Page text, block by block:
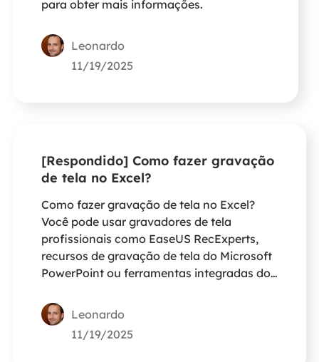
para obter mais informações.
Leonardo
11/19/2025
[Respondido] Como fazer gravação
de tela no Excel?
Como fazer gravação de tela no Excel?
Você pode usar gravadores de tela
profissionais como EaseUS RecExperts,
recursos de gravação de tela do Microsoft
PowerPoint ou ferramentas integradas do
Excel.Leonardo
11/19/2025